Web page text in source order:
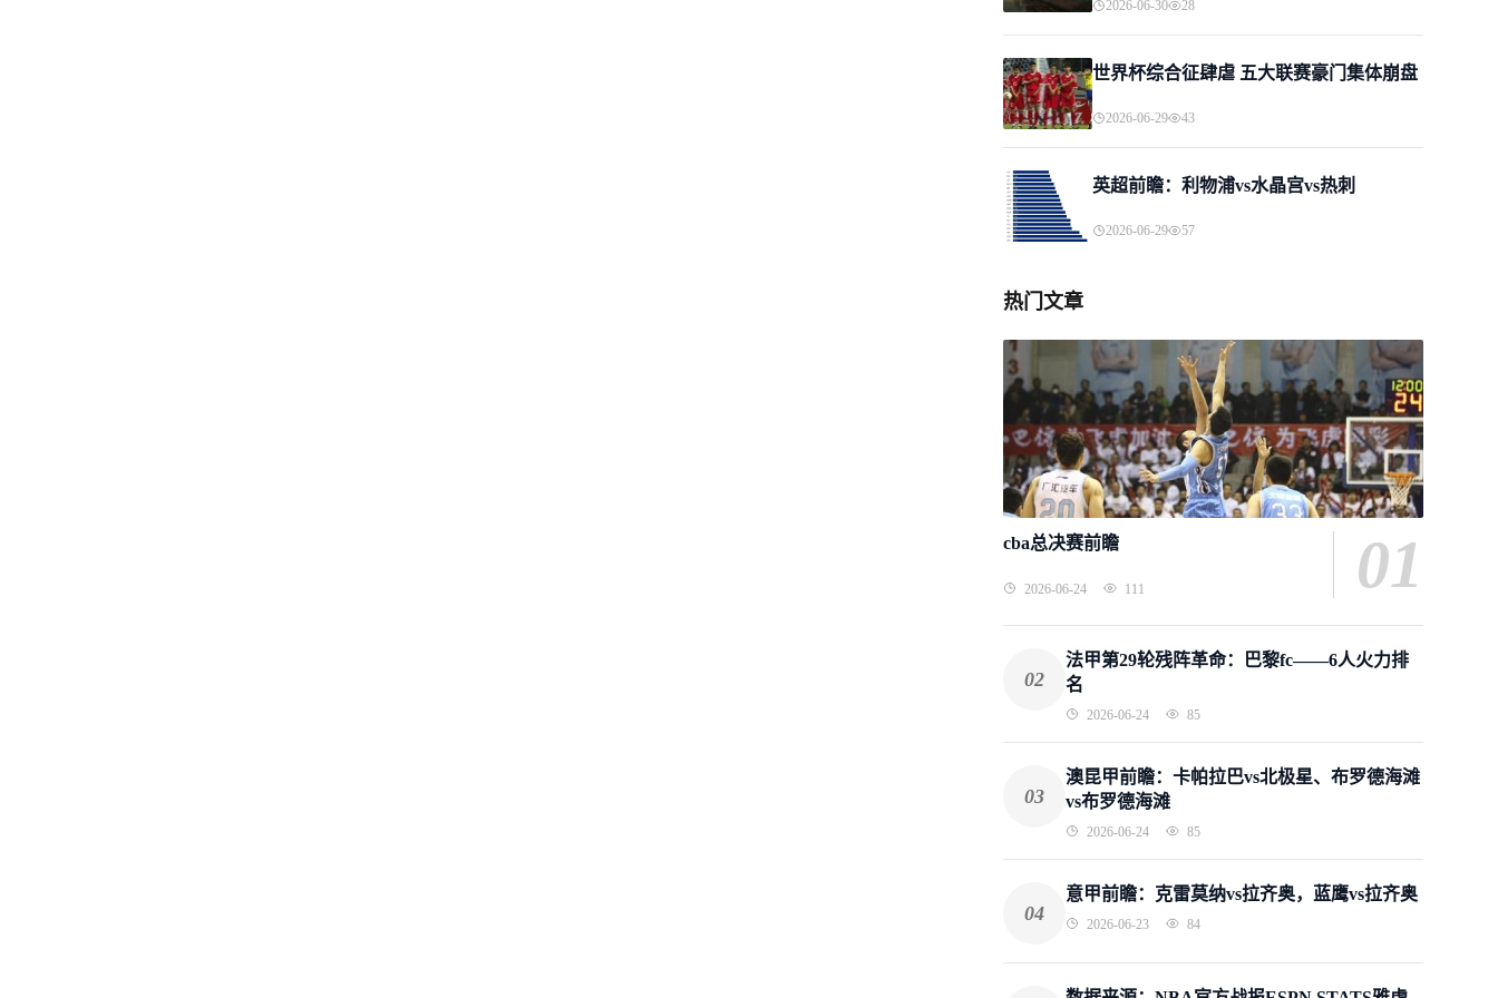
2026-06-30 28
世界杯综合征肆虐 五大联赛豪门集体崩盘
2026-06-29 43
英超前瞻：利物浦vs水晶宫vs热刺
2026-06-29 57
热门文章
cba总决赛前瞻
2026-06-24 111 01
02
法甲第29轮残阵革命：巴黎fc——6人火力排
名
2026-06-24 85
03
澳昆甲前瞻：卡帕拉巴vs北极星、布罗德海滩
vs布罗德海滩
2026-06-24 85
04
意甲前瞻：克雷莫纳vs拉齐奥，蓝鹰vs拉齐奥
2026-06-23 84